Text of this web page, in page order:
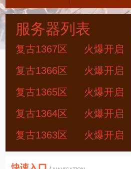
服务器列表
复古1367区
火爆开启
复古1366区
火爆开启
复古1365区
火爆开启
复古1364区
火爆开启
复古1363区
火爆开启